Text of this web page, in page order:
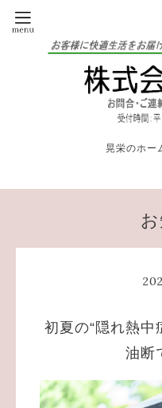
晃栄のホー
初夏の“隠れ熱
油断